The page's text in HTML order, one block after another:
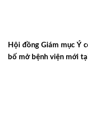
Hội đồng Giám mục Ý
bố mở bệnh viện mới